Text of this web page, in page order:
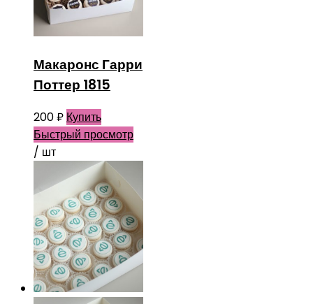
Макаронс Гарри
Поттер 1815
200₽ Купить
Быстрый просмотр
/ шт